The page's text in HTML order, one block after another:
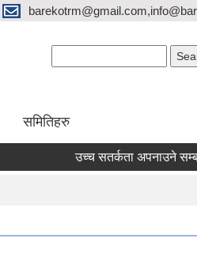
समितिहरु
उच्च सतर्कता अपनाउने